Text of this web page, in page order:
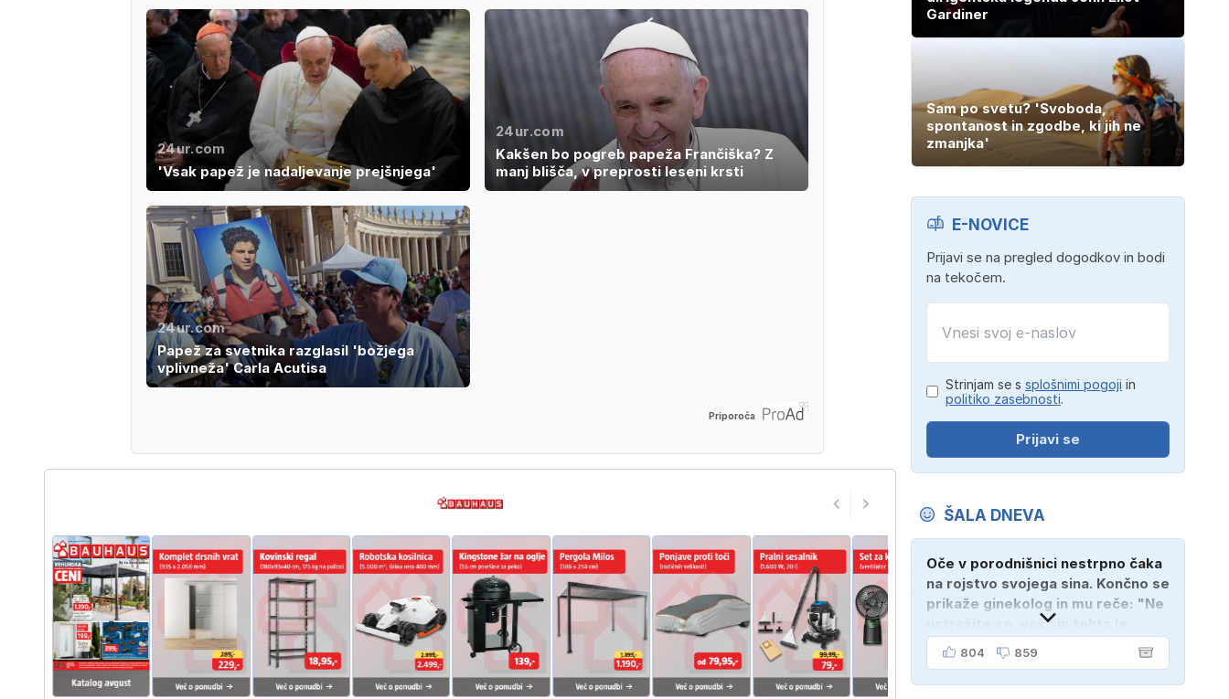
24ur.com
'Vsak papež je nadaljevanje prejšnjega'
24ur.com
Kakšen bo pogreb papeža Frančiška? Z
manj blišča, v preprosti leseni krsti
24ur.com
Papež za svetnika razglasil 'božjega
vplivneža' Carla Acutisa
Priporoča
Gardiner
Sam po svetu? 'Svoboda,
spontanost in zgodbe, ki jih ne
zmanjka'
E-NOVICE
Prijavi se na pregled dogodkov in bodi
na tekočem.
Strinjam se s splošnimi pogoji in
politiko zasebnosti.
Prijavi se
ŠALA DNEVA
Oče v porodnišnici nestrpno čaka
na rojstvo svojega sina. Končno se
prikaže ginekolog in mu reče: "Ne
ustrašite se, vaš sin tehta le
dober kilogram!" "Nič čudnega,
gospod doktor, saj se z ženo
poznava šele tri mesece."
804 859